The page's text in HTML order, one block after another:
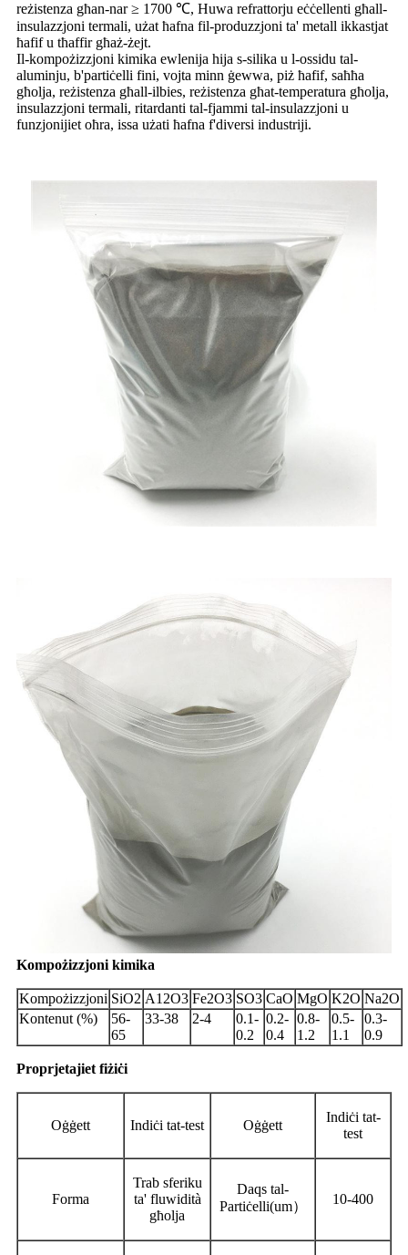
reżistenza għan-nar ≥ 1700 ℃, Huwa refrattorju eċċellenti għall-
insulazzjoni termali, użat ħafna fil-produzzjoni ta' metall ikkastjat
ħafif u tħaffir għaż-żejt.
Il-kompożizzjoni kimika ewlenija hija s-silika u l-ossidu tal-
aluminju, b'partiċelli fini, vojta minn ġewwa, piż ħafif, saħħa
għolja, reżistenza għall-ilbies, reżistenza għat-temperatura għolja,
insulazzjoni termali, ritardanti tal-fjammi tal-insulazzjoni u
funzjonijiet oħra, issa użati ħafna f'diversi industriji.
Kompożizzjoni kimika
Kompożizzjoni SiO2 A12O3 Fe2O3 SO3 CaO MgO K2O Na2O
Kontenut (%)
56-
65
33-38 2-4
0.1-
0.2
0.2-
0.4
0.8-
1.2
0.5-
1.1
0.3-
0.9
Proprjetajiet fiżiċi
Oġġett Indiċi tat-test Oġġett
Indiċi tat-
test
Forma
Trab sferiku
ta' fluwidità
għolja
Daqs tal-
Partiċelli(um） 10-400